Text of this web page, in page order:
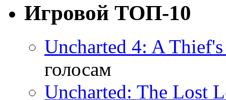
Игровой ТОП-10
Uncharted 4: A
голосам
Uncharted: The Lost